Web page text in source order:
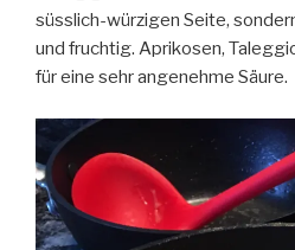
süsslich-würzigen Seite,
und fruchtig. Aprikosen,
für eine sehr angenehme Säure.